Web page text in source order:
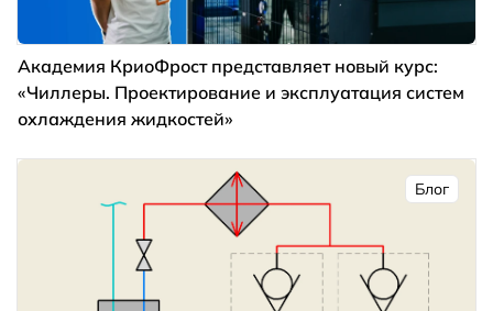
Академия КриоФрост представляет новый курс:
«Чиллеры. Проектирование и эксплуатация систем
охлаждения жидкостей»
Блог